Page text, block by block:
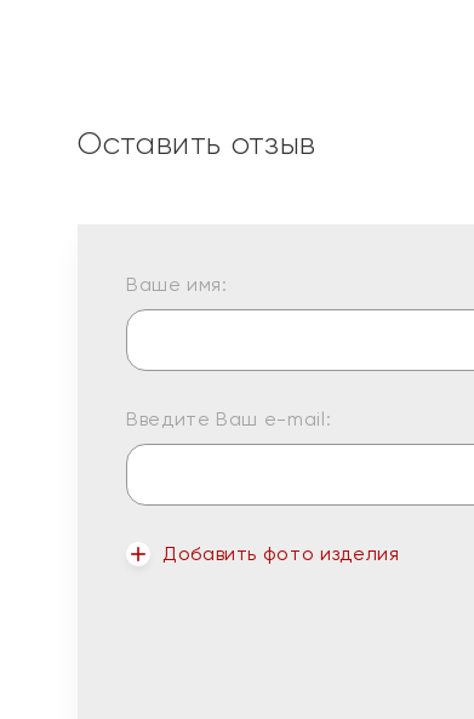
Оставить отзыв
Ваше имя:
Введите Ваш e-mail:
Добавить фото изделия